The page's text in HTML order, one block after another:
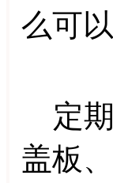
么可
定期
盖板